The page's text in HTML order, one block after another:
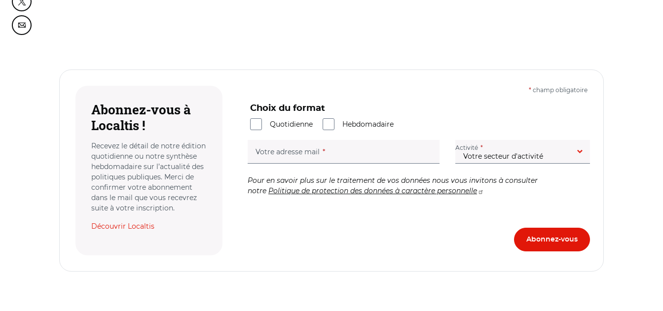
Partager cette page sur Twitter
Partager cette page sur Courriel
Abonnez-vous à
Localtis !
Recevez le détail de notre édition
quotidienne ou notre synthèse
hebdomadaire sur l’actualité des
politiques publiques. Merci de
confirmer votre abonnement
dans le mail que vous recevrez
suite à votre inscription.
Découvrir Localtis
* champ obligatoire
Choix du format
Quotidienne
Hebdomadaire
Votre adresse mail (champ obligatoire) Activité (champ obligatoire)
Pour en savoir plus sur le traitement de vos données nous vous invitons à consulter
notre Politique de protection des données à caractère personnelle